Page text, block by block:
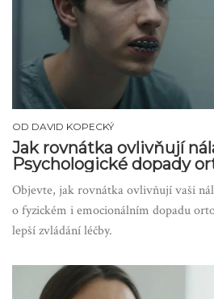
OD DAVID KOPECKÝ
Jak rovnátka ovlivňují
Psychologické dopady
Objevte, jak rovnátka ovlivňují vaši
o fyzickém i emocionálním dopadu
lepší zvládání léčby.